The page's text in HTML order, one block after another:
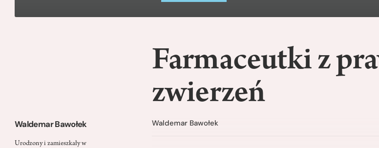
Waldemar Bawołek
Urodzony i zamieszkały w
Farmaceutki z
zwierzeń
Waldemar Bawołek